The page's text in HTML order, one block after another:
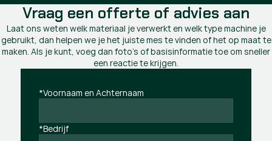
Vraag een offerte of advies aan
Laat ons weten welk materiaal je verwerkt en welk type machine je
gebruikt, dan helpen we je het juiste mes te vinden of het op maat te
maken. Als je kunt, voeg dan foto's of basisinformatie toe om sneller
een reactie te krijgen.
*Voornaam en Achternaam
*Bedrijf